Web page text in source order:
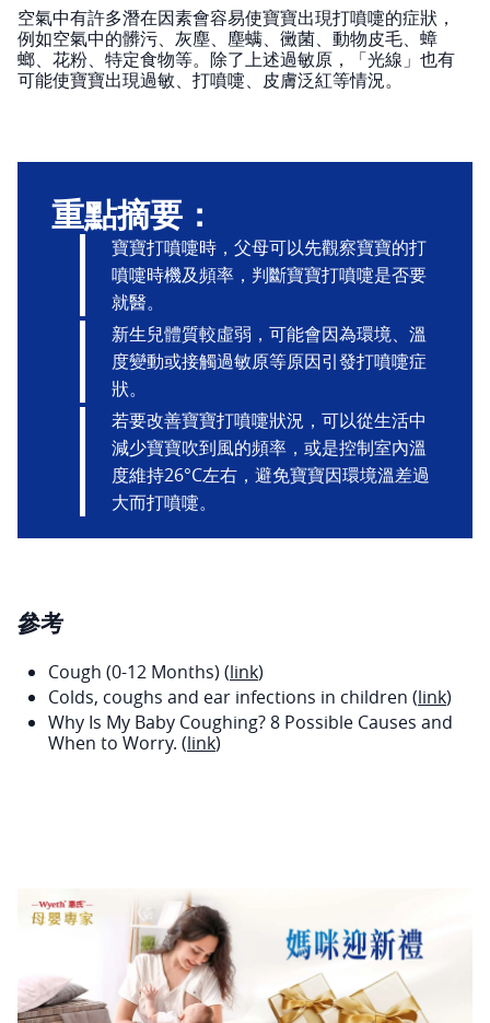
空氣中有許多潛在因素會容易使寶寶出現打噴嚏的症狀，
例如空氣中的髒污、灰塵、塵螨、黴菌、動物皮毛、蟑
螂、花粉、特定食物等。除了上述過敏原，「光線」也有
可能使寶寶出現過敏、打噴嚏、皮膚泛紅等情況。
重點摘要：
寶寶打噴嚏時，父母可以先觀察寶寶的打
噴嚏時機及頻率，判斷寶寶打噴嚏是否要
就醫。
新生兒體質較虛弱，可能會因為環境、溫
度變動或接觸過敏原等原因引發打噴嚏症
狀。
若要改善寶寶打噴嚏狀況，可以從生活中
減少寶寶吹到風的頻率，或是控制室內溫
度維持26°C左右，避免寶寶因環境溫差過
大而打噴嚏。
參考
Cough (0-12 Months) (link)
Colds, coughs and ear infections in children (link)
Why Is My Baby Coughing? 8 Possible Causes and
When to Worry. (link)